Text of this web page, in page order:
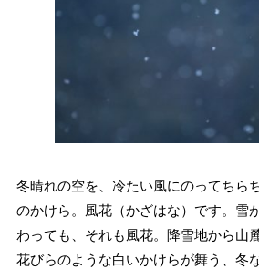
冬晴れの空を、冷たい風にのってちら
のかけら。風花（かざはな）です。雪
わっても、それも風花。降雪地から山
花びらのような白いかけらが舞う、冬